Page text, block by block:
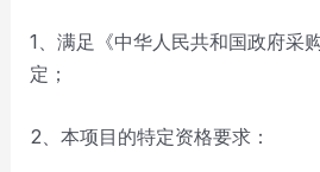
1、满足《中华人民共和国政府采
定；
2、本项目的特定资格要求：